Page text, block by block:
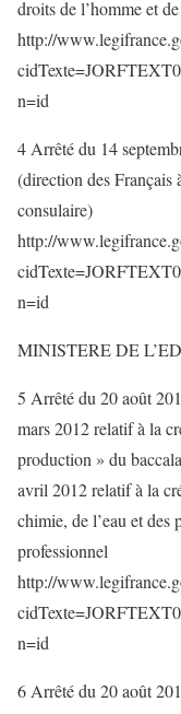
droits de l’homme et
http://
n=id
4 Arrêté du 14
(direction des Français
consulaire)
http://
n=id
MINISTERE DE
5 Arrêté du 20 août
mars 2012 relatif à la
production » du
avril 2012 relatif à la
chimie, de l’eau et des
professionnel
http://
n=id
6 Arrêté du 20 août